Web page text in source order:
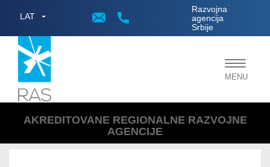
LAT
Razvojna
agencija
Srbije
;
Toggle
MENU
AKREDITOVANE REGIONALNE RAZVOJNE
AGENCIJE